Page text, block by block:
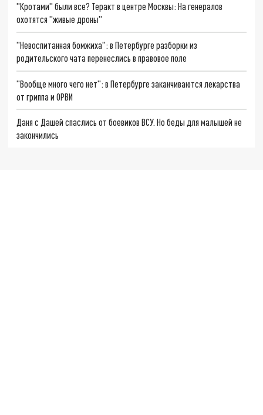
"Кротами" были все? Теракт в центре Москвы: На генералов
охотятся "живые дроны"
"Невоспитанная бомжиха": в Петербурге разборки из
родительского чата перенеслись в правовое поле
"Вообще много чего нет": в Петербурге заканчиваются лекарства
от гриппа и ОРВИ
Даня с Дашей спаслись от боевиков ВСУ. Но беды для малышей не
закончились